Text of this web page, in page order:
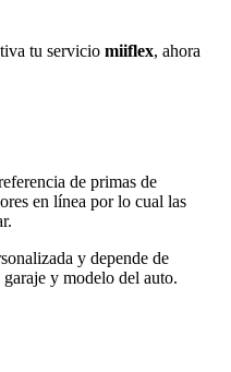
tu servicio miiflex, ahora
de primas de
en línea por lo cual las
y depende de
y modelo del auto.